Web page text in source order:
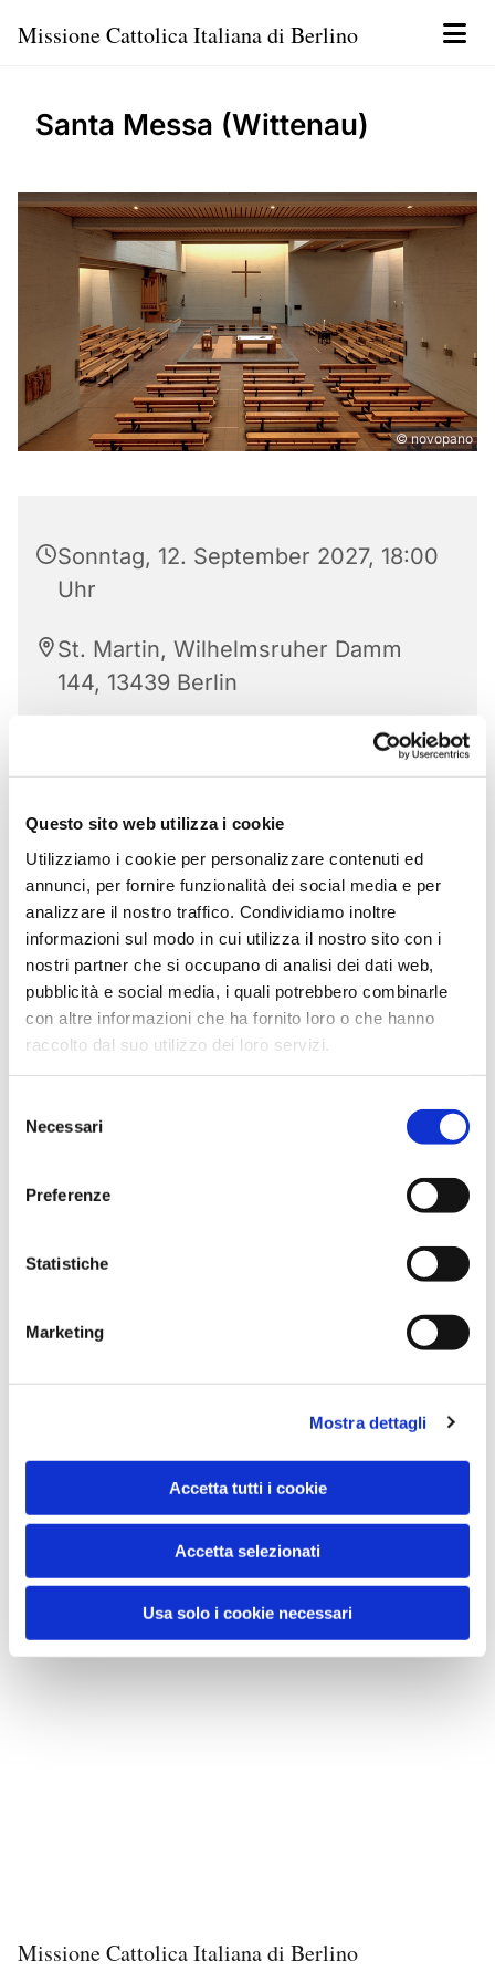
Questo sito web utilizza i cookie
Utilizziamo i cookie per personalizzare contenuti ed
annunci, per fornire funzionalità dei social media e per
analizzare il nostro traffico. Condividiamo inoltre
informazioni sul modo in cui utilizza il nostro sito con i
nostri partner che si occupano di analisi dei dati web,
pubblicità e social media, i quali potrebbero combinarle
con altre informazioni che ha fornito loro o che hanno
raccolto dal suo utilizzo dei loro servizi.
delNecessari
Preferenze
Statistiche
Marketing
Mostra dettagli
Accetta tutti i cookie
Accetta selezionati
Usa solo i cookie necessari
Missione Cattolica Italiana di Berlino
Santa Messa (Wittenau)
© novopano
Sonntag, 12. September 2027, 18:00
Uhr
St. Martin, Wilhelmsruher Damm
144, 13439 Berlin
Missione Cattolica Italiana di Berlino